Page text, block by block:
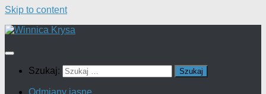
Skip to content
Szukaj:
Odmiany jasne